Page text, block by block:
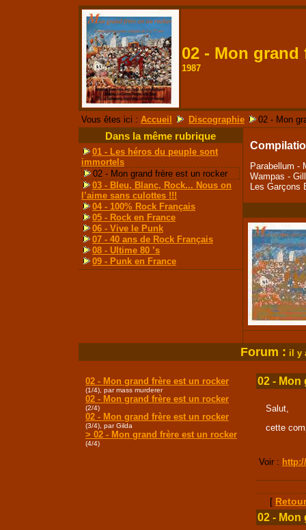
02 - Mon
1987
Vous êtes ici : Accueil Discographie 02 - Mon
Dans la même rubrique
01 - Les héros du peuple sont
immortels
02 - Mon grand frère est un rocker
03 - Bleu, Blanc, Rock... Nous on
l’aime sans culottes !!!
04 - 100% Rock Français
05 - Rock en France
06 - Vive le Punk
07 - 40 ans de Rock Français
08 - Ultime 80 ’s
09 - Punk en France
Parabellum -
Wampas -
Les Garçons
Forum : i l
02 - Mon grand frère est un rocker
(1/4), par mass murderer
02 - Mon grand frère est un rocker
(2/4)
02 - Mon grand frère est un rocker
(3/4), par Gilda
> 02 - Mon grand frère est un rocker
(4/4)
02 - Mon
Salut,
cette
Voir :
[
02 - Mon